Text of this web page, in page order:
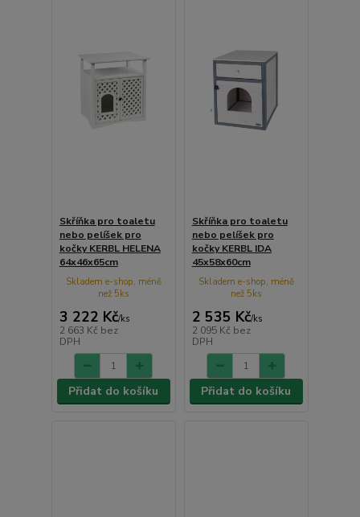
Skříňka pro toaletu
nebo pelíšek pro
kočky KERBL HELENA
64x46x65cm
3 222 Kč/ks
2 663 Kč bez
DPH
Skladem e-shop, méně
než 5ks
Přidat do košíku
Skříňka pro toaletu
nebo pelíšek pro
kočky KERBL IDA
45x58x60cm
2 535 Kč/ks
2 095 Kč bez
DPH
Skladem e-shop, méně
než 5ks
Přidat do košíku